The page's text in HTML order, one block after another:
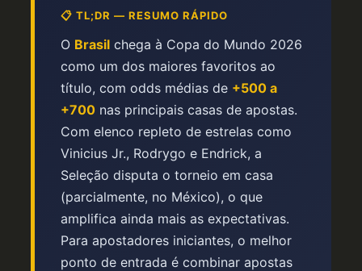
📋 TL;DR — RESUMO RÁPIDO
O Brasil chega à Copa do Mundo 2026
como um dos maiores favoritos ao
título, com odds médias de +500 a
+700 nas principais casas de apostas.
Com elenco repleto de estrelas como
Vinicius Jr., Rodrygo e Endrick, a
Seleção disputa o torneio em casa
(parcialmente, no México), o que
amplifica ainda mais as expectativas.
Para apostadores iniciantes, o melhor
ponto de entrada é combinar apostas